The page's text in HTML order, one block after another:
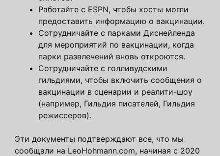
Работайте с ESPN, чтобы хосты могли
предоставить информацию о вакцинации.
Сотрудничайте с парками Диснейленда
для мероприятий по вакцинации, когда
парки развлечений вновь откроются.
Сотрудничайте с голливудскими
гильдиями, чтобы включить сообщения о
вакцинации в сценарии и реалити-шоу
(например, Гильдия писателей, Гильдия
режиссеров).
Эти документы подтверждают все, что мы
сообщали на LeoHohmann.com, начиная с 2020